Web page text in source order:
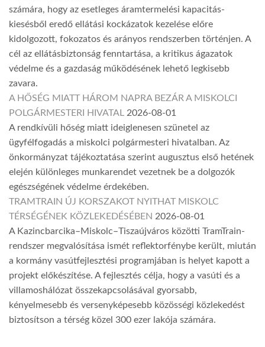
számára, hogy az esetleges áramtermelési kapacitás-
kiesésből eredő ellátási kockázatok kezelése előre
kidolgozott, fokozatos és arányos rendszerben történjen. A
cél az ellátásbiztonság fenntartása, a kritikus ágazatok
védelme és a gazdaság működésének lehető legkisebb
zavara.
A HŐSÉG MIATT HÁROM NAPRA BEZÁR A MISKOLCI
POLGÁRMESTERI HIVATAL 2026-08-01
A rendkívüli hőség miatt ideiglenesen szünetel az
ügyfélfogadás a miskolci polgármesteri hivatalban. Az
önkormányzat tájékoztatása szerint augusztus első hetének
elején különleges munkarendet vezetnek be a dolgozók
egészségének védelme érdekében.
TRAMTRAIN ÚJ KORSZAKOT NYITHAT MISKOLC
TÉRSÉGÉNEK KÖZLEKEDÉSÉBEN 2026-08-01
A Kazincbarcika–Miskolc–Tiszaújváros közötti TramTrain-
rendszer megvalósítása ismét reflektorfénybe került, miután
a kormány vasútfejlesztési programjában is helyet kapott a
projekt előkészítése. A fejlesztés célja, hogy a vasúti és a
villamoshálózat összekapcsolásával gyorsabb,
kényelmesebb és versenyképesebb közösségi közlekedést
biztosítson a térség közel 300 ezer lakója számára.